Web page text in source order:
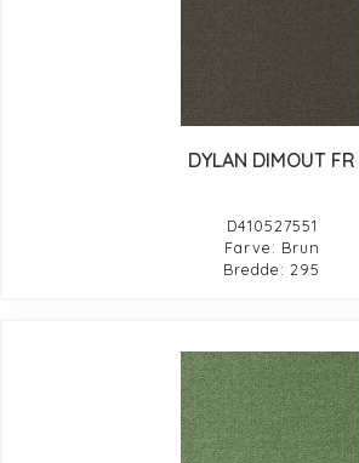
DYLAN DIMOUT FR
D410527551
Farve: Brun
Bredde: 295